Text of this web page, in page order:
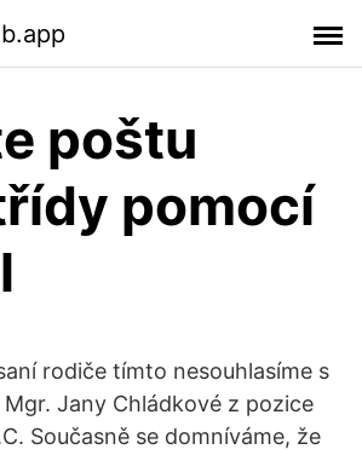
poštu
pomocí
rodiče tímto nesouhlasíme s
Jany Chládkové z pozice
Současně se domníváme, že